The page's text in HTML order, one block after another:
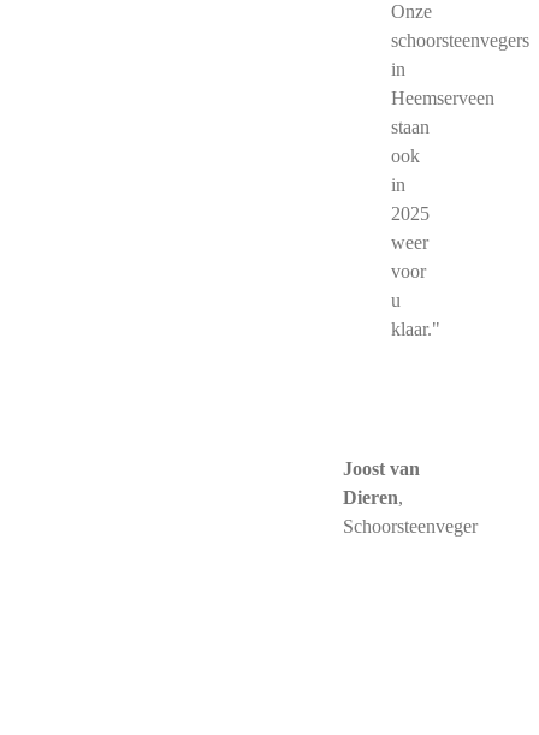
Onze
schoorsteenvegers
in
Heemserveen
staan
ook
in
2025
weer
voor
u
klaar."
Joost van
Dieren,
Schoorsteenveger